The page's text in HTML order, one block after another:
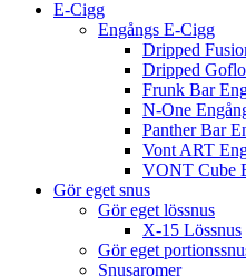
E-Cigg
Engångs E-Cigg
Dripped
Dripped
Frunk Bar
N-One
Panther Bar
Vont ART
VONT Cube
Gör eget snus
Gör eget lössnus
X-15 Lössnus
Gör eget
Snusaromer